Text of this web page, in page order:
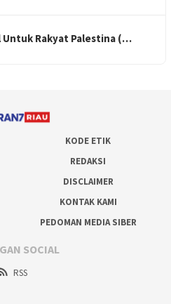
Untuk Rakyat Palestina (…
KODE ETIK
REDAKSI
DISCLAIMER
KONTAK KAMI
PEDOMAN MEDIA SIBER
SOCIAL
RSS